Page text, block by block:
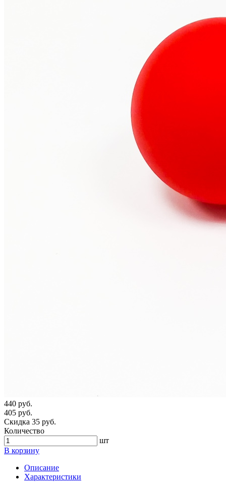
440 руб.
405 руб.
Скидка 35 руб.
Количество
шт
В корзину
Описание
Характеристики